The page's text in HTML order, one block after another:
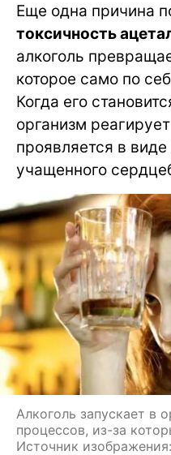
Еще одна причина
токсичность
алкоголь
которое само по
Когда его
организм
проявляется в
учащенного
Алкоголь запускает в
процессов, из-за
Источник